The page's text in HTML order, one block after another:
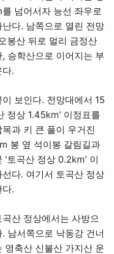
넘어서자 능선 좌우로
다. 남쪽으로 열린 전망
봉산 뒤로 멀리 금정산
승학산으로 이어지는 부
다.
보인다. 전망대에서 15
정상 1.45km' 이정표를
과 키 큰 풀이 우거진
봉 옆 석이봉 갈림길과
'토곡산 정상 0.2km' 이
다. 여기서 토곡산 정상
다.
산 정상에서는 사방으
남서쪽으로 낙동강 건너
영축산 신불산 가지산 운